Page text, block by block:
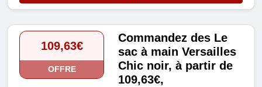
109,63€
OFFRE
Commandez des Le
sac à main Versailles
Chic noir, à partir de
109,63€,